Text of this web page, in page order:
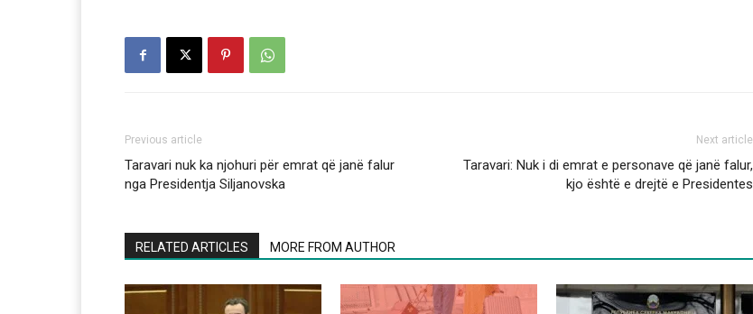
Previous article
Taravari nuk ka njohuri për emrat që janë falur
nga Presidentja Siljanovska
Next article
Taravari: Nuk i di emrat e personave që janë falur,
kjo është e drejtë e Presidentes
RELATED ARTICLES MORE FROM AUTHOR